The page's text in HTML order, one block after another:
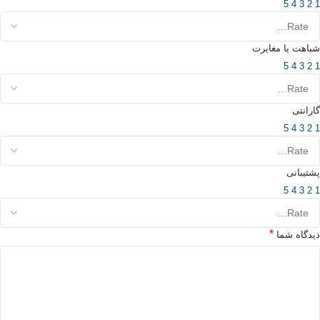
1
2
3
4
5
شباهت یا مغایرت
1
2
3
4
5
گارانتی
1
2
3
4
5
پشتیبانی
1
2
3
4
5
دیدگاه شما *